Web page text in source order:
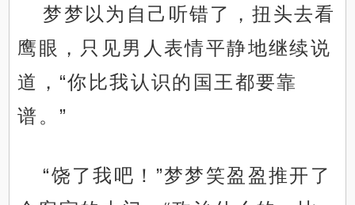
梦梦以为自己听错了，扭头去看
鹰眼，只见男人表情平静地继续说
道，“你比我认识的国王都要靠
谱。”
“饶了我吧！”梦梦笑盈盈推开了